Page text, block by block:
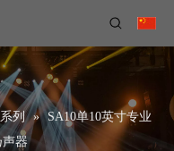
列 » SA10单10英寸专业
声器